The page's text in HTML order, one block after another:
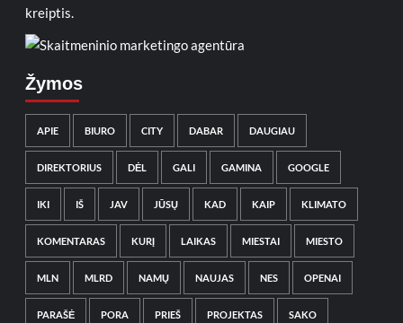
kreiptis.
Žymos
APIE BIURO CITY DABAR DAUGIAU
DIREKTORIUS DĖL GALI GAMINA GOOGLE
IKI IŠ JAV JŪSŲ KAD KAIP KLIMATO
KOMENTARAS KURĮ LAIKAS MIESTAI MIESTO
MLN MLRD NAMŲ NAUJAS NES OPENAI
PARAŠĖ PORA PRIEŠ PROJEKTAS SAKO